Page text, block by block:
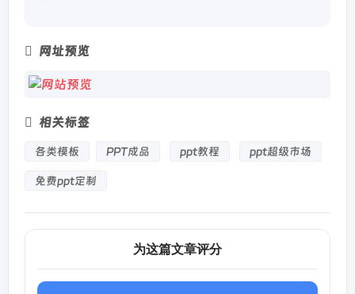
网址预览
相关标签
各类模板 PPT成品 ppt教程 ppt超级市场
免费ppt定制
为这篇文章评分